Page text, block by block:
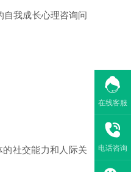
自我成长心理咨询问
社交能力和人际关
在线客服
电话咨询